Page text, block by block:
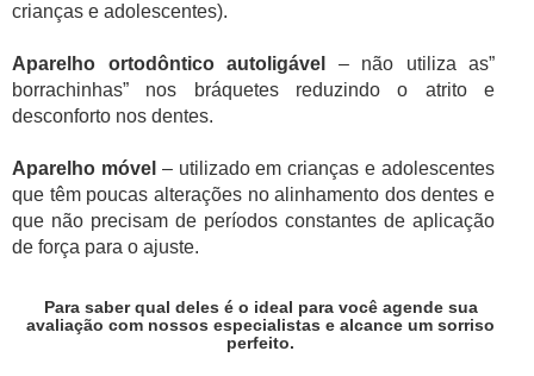
crianças e adolescentes).
Aparelho ortodôntico autoligável
– não utiliza as”
borrachinhas” nos bráquetes reduzindo o atrito e
desconforto nos dentes.
Aparelho móvel – utilizado em crianças e adolescentes
que têm poucas alterações no alinhamento dos dentes e
que não precisam de períodos constantes de aplicação
de força para o ajuste.
Para saber qual deles é o ideal para você agende sua
avaliação com nossos especialistas e alcance um sorriso
perfeito.